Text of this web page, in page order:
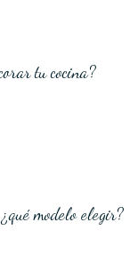
tu cocina?
modelo elegir?